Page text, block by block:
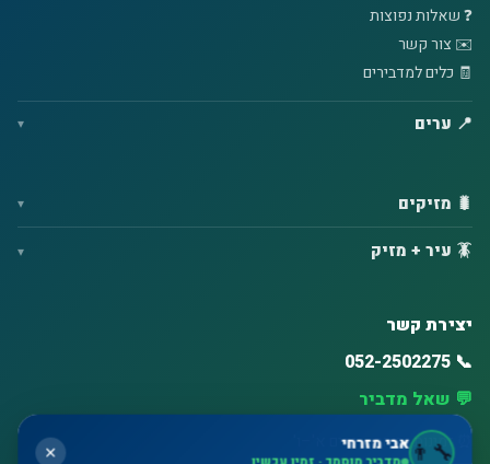
❓ שאלות נפוצות
✉️ צור קשר
🧾 כלים למדבירים
📍 ערים
🐛 מזיקים
🪳 עיר + מזיק
יצירת קשר
📞 052-2502275
💬 שאל מדביר
⏰ זמינות גבוהה – ימים א'–ו'
👨‍🔧אבי מזרחי ✕